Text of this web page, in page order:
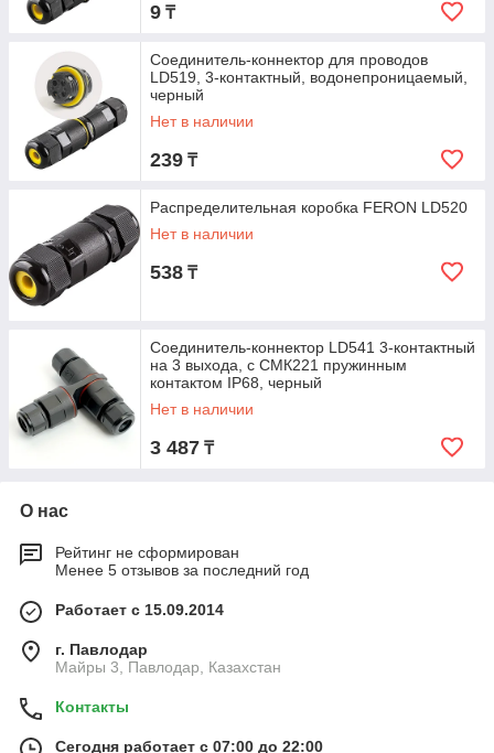
9 ₸
Соединитель-коннектор для проводов
LD519, 3-контактный, водонепроницаемый,
черный
Нет в наличии
239 ₸
Распределительная коробка FERON LD520
Нет в наличии
538 ₸
Соединитель-коннектор LD541 3-контактный
на 3 выхода, с СМК221 пружинным
контактом IP68, черный
Нет в наличии
3 487 ₸
О нас
Рейтинг не сформирован
Менее 5 отзывов за последний год
Работает с 15.09.2014
г. Павлодар
Майры 3, Павлодар, Казахстан
Контакты
Сегодня работает с 07:00 до 22:00